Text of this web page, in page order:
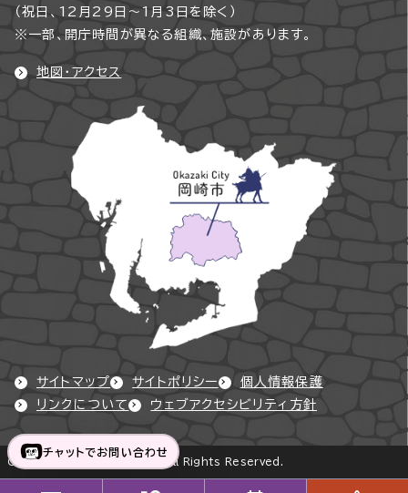
（祝日、12月29日～1月3日を除く）
※一部、開庁時間が異なる組織、施設があります。
地図・アクセス
サイトマップ サイトポリシー
個人情報保護
リンクについて
ウェブアクセシビリティ方針
Copyright © Okazaki City All Rights Reserved.
チャットでお問い合わせ